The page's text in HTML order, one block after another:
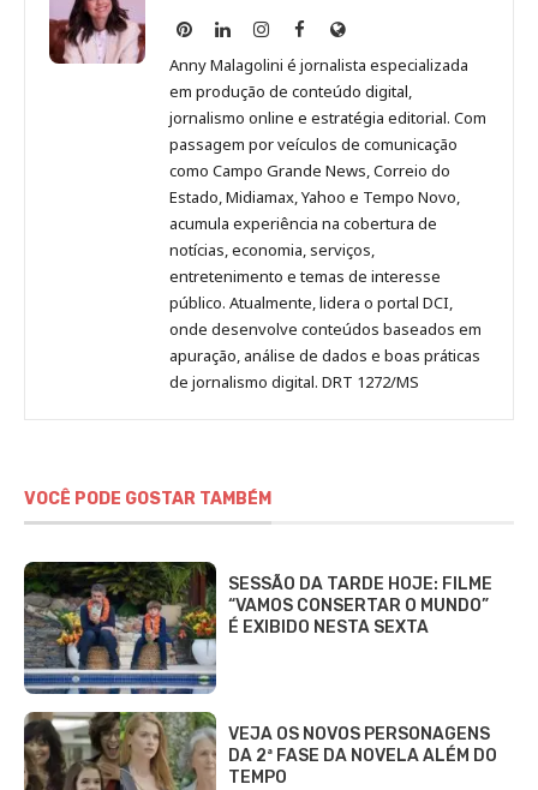
Anny
Malagolini
no
Pinterest
Anny
Malagolini
no
LinkedIn
Anny
Malagolini
no
Instagram
Anny
Malagolini
no
Facebook
Site
de
Anny
Malagolini
Anny Malagolini é jornalista especializada
em produção de conteúdo digital,
jornalismo online e estratégia editorial. Com
passagem por veículos de comunicação
como Campo Grande News, Correio do
Estado, Midiamax, Yahoo e Tempo Novo,
acumula experiência na cobertura de
notícias, economia, serviços,
entretenimento e temas de interesse
público. Atualmente, lidera o portal DCI,
onde desenvolve conteúdos baseados em
apuração, análise de dados e boas práticas
de jornalismo digital. DRT 1272/MS
VOCÊ PODE GOSTAR TAMBÉM
SESSÃO DA TARDE HOJE: FILME
“VAMOS CONSERTAR O MUNDO”
É EXIBIDO NESTA SEXTA
VEJA OS NOVOS PERSONAGENS
DA 2ª FASE DA NOVELA ALÉM DO
TEMPO